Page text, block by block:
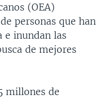
(OEA)
personas que han
e inundan las
de mejores
millones de